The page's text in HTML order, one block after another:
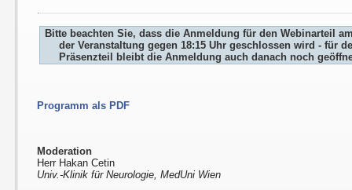
Bitte beachten Sie, dass die Anmeldung für den Webinarteil
der Veranstaltung gegen 18:15 Uhr geschlossen wird - für
Präsenzteil bleibt die Anmeldung auch danach noch
Programm als PDF
Moderation
Herr Hakan Cetin
Univ.-Klinik für Neurologie, MedUni Wien